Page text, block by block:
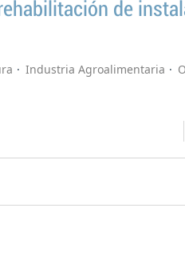
de
Industria Agroalimentaria